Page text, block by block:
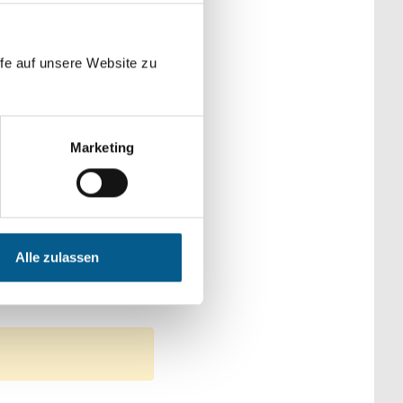
auf unsere Website zu
Marketing
Alle zulassen
Kategorien
Tierschutz
Gesundheitswesen
Stiftung